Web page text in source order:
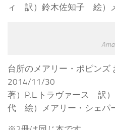
ィ 訳）鈴木佐知子 絵）
台所のメアリー・ポピンズ
2014/11/30
著）P.L.トラヴァース 訳
代 絵）メアリー・シェパ